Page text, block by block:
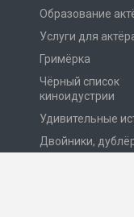
Образование
Услуги для
Гримёрка
Чёрный список
киноидустрии
Удивительные
Двойники,